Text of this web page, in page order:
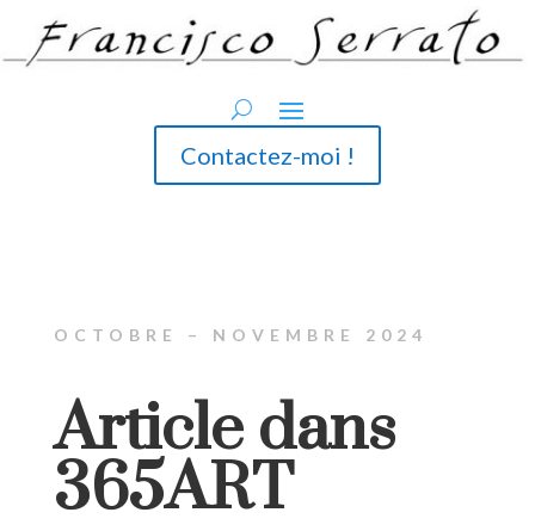
Contactez-moi !
OCTOBRE – NOVEMBRE 2024
Article dans
365ART